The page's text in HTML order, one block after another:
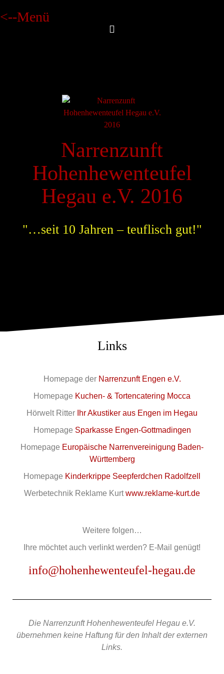
<--Menü
Narrenzunft
Hohenhewenteufel
Hegau e.V. 2016
"…seit 10 Jahren – teuflisch gut!"
Links
Homepage der Narrenzunft Engen e.V.
Homepage Kuchen- & Tortencatering Mocca
Hörwelt Ritter Ihr Akustiker aus Engen im Hegau
Homepage Sparkasse Engen-Gottmadingen
Homepage Europäische Narrenvereinigung Baden-
Württemberg
Homepage Kinderkrippe Seepferdchen Radolfzell
Werbetechnik Reklame Kurtwww.reklame-kurt.de
Weitere folgen…
Ihre möchtet auch verlinkt werden? E-Mail genügt!
info@hohenhewenteufel-hegau.de
Die Narrenzunft Hohenhewenteufel Hegau e.V.
übernehmen keine Haftung für den Inhalt der externen
Links.